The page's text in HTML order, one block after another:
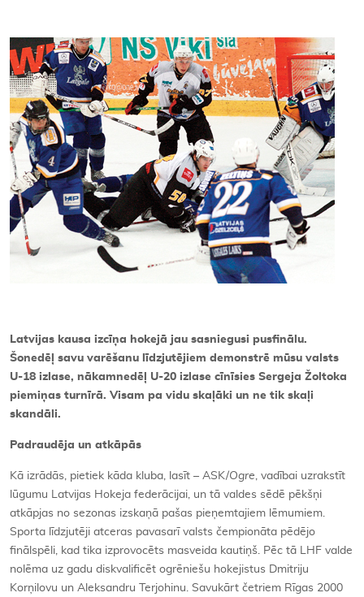
Latvijas kausa izcīņa hokejā jau sasniegusi pusfinālu.
Šonedēļ savu varēšanu līdzjutējiem demonstrē mūsu valsts
U-18 izlase, nākamnedēļ U-20 izlase cīnīsies Sergeja Žoltoka
piemiņas turnīrā. Visam pa vidu skaļāki un ne tik skaļi
skandāli.
Padraudēja un atkāpās
Kā izrādās, pietiek kāda kluba, lasīt – ASK/Ogre, vadībai uzrakstīt
lūgumu Latvijas Hokeja federācijai, un tā valdes sēdē pēkšņi
atkāpjas no sezonas izskaņā pašas pieņemtajiem lēmumiem.
Sporta līdzjutēji atceras pavasarī valsts čempionāta pēdējo
finālspēli, kad tika izprovocēts masveida kautiņš. Pēc tā LHF valde
nolēma uz gadu diskvalificēt ogrēniešu hokejistus Dmitriju
Korņilovu un Aleksandru Terjohinu. Savukārt četriem Rīgas 2000